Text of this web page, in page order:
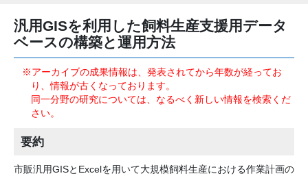
汎用GISを利用した飼料生産支援用データ
ベースの構築と運用方法
※アーカイブの成果情報は、発表されてから年数が経ってお
り、情報が古くなっております。
同一分野の研究については、なるべく新しい情報を検索くだ
さい。
要約
市販汎用GISとExcelを用いて大規模飼料生産における作業計画の